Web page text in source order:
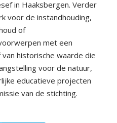
in Haaksbergen. Verder
voor de instandhouding,
of
met een
historische waarde die
voor de natuur,
educatieve projecten
van de stichting.